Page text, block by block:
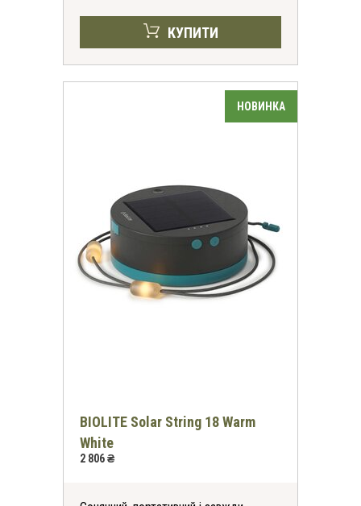
КУПИТИ
BIOLITE Solar String 18 Warm
White
2 806 ₴